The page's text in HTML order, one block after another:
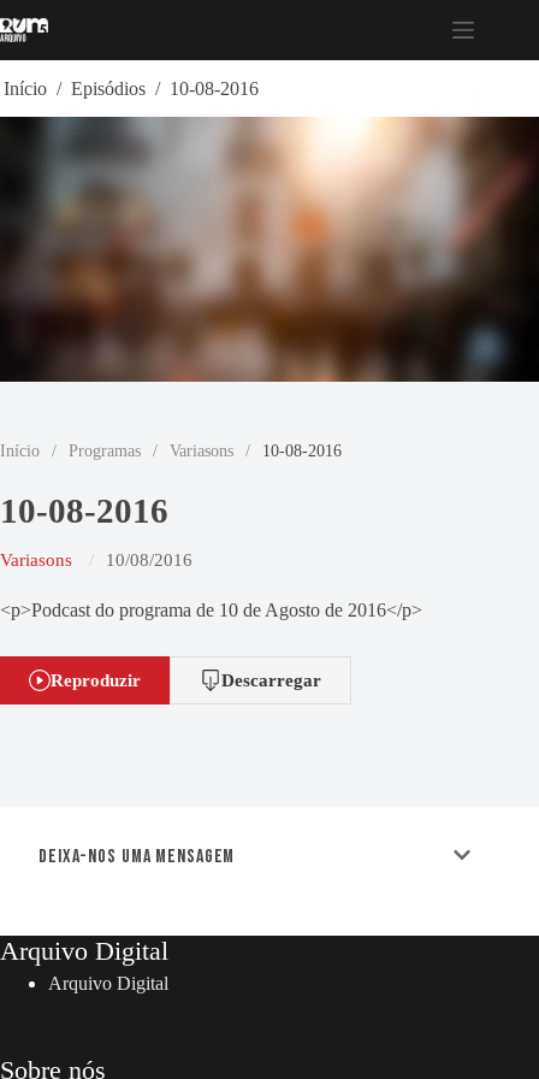
para
Início / Episódios / 10-08-2016
Início / Programas / Variasons / 10-08-2016
10-08-2016
Variasons 10/08/2016
<p>Podcast do programa de 10 de Agosto de 2016</p>
Reproduzir Descarregar
Deixa-nos uma mensagem
Arquivo Digital
Arquivo Digital
Sobre nós